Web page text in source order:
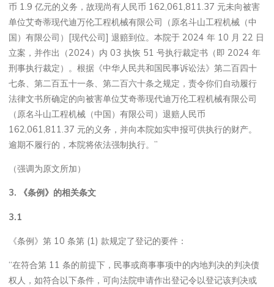
币 1.9 亿元的义务，故现尚有人民币 162,061,811.37 元未向被害
单位艾奇蒂现代迪万伦工程机械有限公司（原名斗山工程机械（中
国）有限公司）[现代公司] 退赔到位。本院于 2024 年 10 月 22 日
立案，并作出（2024）内 03 执恢 51 号执行裁定书（即 2024 年
刑事执行裁定）。根据《中华人民共和国民事诉讼法》第二百四十
七条、第二百五十一条、第二百六十条之规定，责令你们自动履行
法律文书所确定的向被害单位艾奇蒂现代迪万伦工程机械有限公司
（原名斗山工程机械（中国）有限公司）退赔人民币
162,061,811.37 元的义务，并向本院如实申报可供执行的财产。
逾期不履行的，本院将依法强制执行。”
（强调为原文所加）
3. 《条例》的相关条文
3.1
《条例》第 10 条第 (1) 款规定了登记的要件：
“在符合第 11 条的前提下，民事或商事事项中的内地判决的判决债
权人，如符合以下条件，可向法院申请作出登记令以登记该判决或